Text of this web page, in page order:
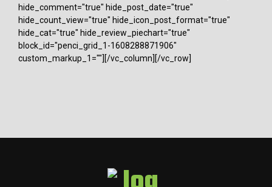
hide_comment="true" hide_post_date="true"
hide_count_view="true" hide_icon_post_format="true"
hide_cat="true" hide_review_piechart="true"
block_id="penci_grid_1-1608288871906"
custom_markup_1=""][/vc_column][/vc_row]